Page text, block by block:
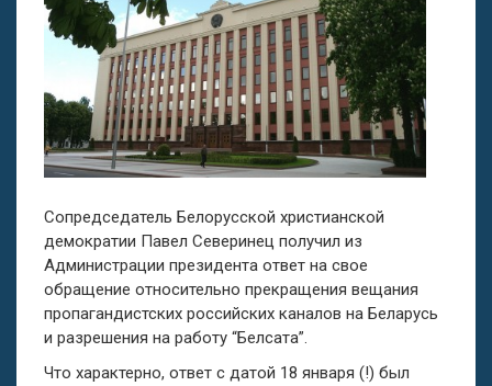
Сопредседатель Белорусской христианской
демократии Павел Северинец получил из
Администрации президента ответ на свое
обращение относительно прекращения вещания
пропагандистских российских каналов на Беларусь
и разрешения на работу “Белсата”.
Что характерно, ответ с датой 18 января (!) был